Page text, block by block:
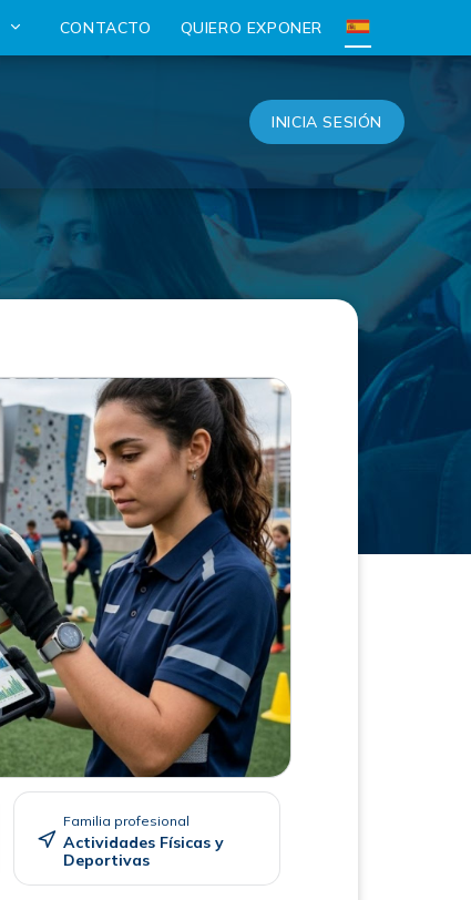
CONTACTO QUIERO EXPONER
INICIA SESIÓN
Familia profesional
Actividades Físicas y
Deportivas